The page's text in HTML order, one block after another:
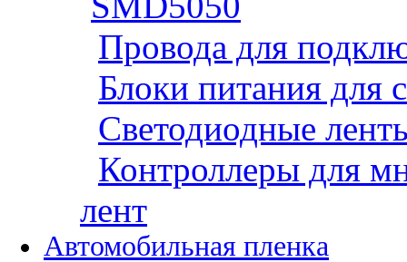
Провода для
Блоки питания для
Светодиодные
Контроллеры для
лент
Автомобильная пленка